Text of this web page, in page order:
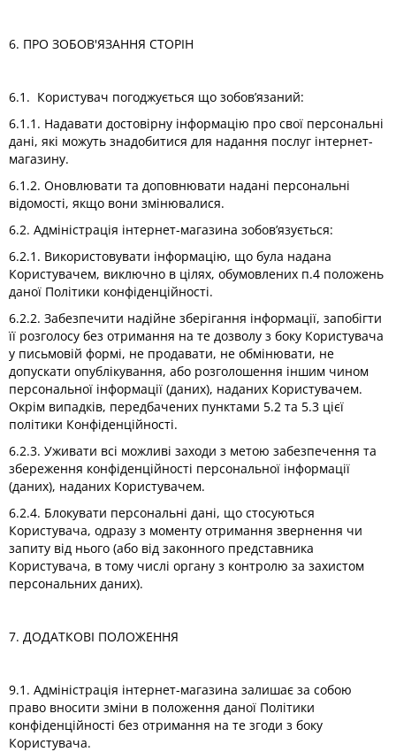
6. ПРО ЗОБОВ'ЯЗАННЯ СТОРІН
6.1. Користувач погоджується що зобов’язаний:
6.1.1. Надавати достовірну інформацію про свої персональні
дані, які можуть знадобитися для надання послуг інтернет-
магазину.
6.1.2. Оновлювати та доповнювати надані персональні
відомості, якщо вони змінювалися.
6.2. Адміністрація інтернет-магазина зобов’язується:
6.2.1. Використовувати інформацію, що була надана
Користувачем, виключно в цілях, обумовлених п.4 положень
даної Політики конфіденційності.
6.2.2. Забезпечити надійне зберігання інформації, запобігти
її розголосу без отримання на те дозволу з боку Користувача
у письмовій формі, не продавати, не обмінювати, не
допускати опублікування, або розголошення іншим чином
персональної інформації (даних), наданих Користувачем.
Окрім випадків, передбачених пунктами 5.2 та 5.3 цієї
політики Конфіденційності.
6.2.3. Уживати всі можливі заходи з метою забезпечення та
збереження конфіденційності персональної інформації
(даних), наданих Користувачем.
6.2.4. Блокувати персональні дані, що стосуються
Користувача, одразу з моменту отримання звернення чи
запиту від нього (або від законного представника
Користувача, в тому числі органу з контролю за захистом
персональних даних).
7. ДОДАТКОВІ ПОЛОЖЕННЯ
9.1. Адміністрація інтернет-магазина залишає за собою
право вносити зміни в положення даної Політики
конфіденційності без отримання на те згоди з боку
Користувача.